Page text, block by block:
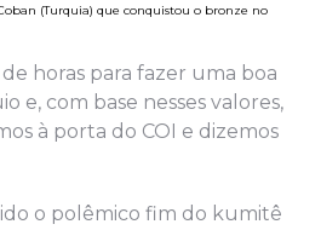
(Turquia) que conquistou o bronze no
horas para fazer uma boa
e, com base nesses valores,
à porta do COI e dizemos
o polêmico fim do kumitê